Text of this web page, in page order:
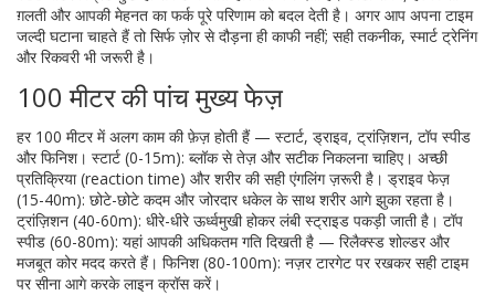
ग़लती और आपकी मेहनत का फर्क पूरे परिणाम को बदल देती है। अगर आप अपना टाइम
जल्दी घटाना चाहते हैं तो सिर्फ ज़ोर से दौड़ना ही काफी नहीं; सही तकनीक, स्मार्ट ट्रेनिंग
और रिकवरी भी जरूरी है।
100 मीटर की पांच मुख्य फेज़
हर 100 मीटर में अलग काम की फ़ेज़ होती हैं — स्टार्ट, ड्राइव, ट्रांज़िशन, टॉप स्पीड
और फिनिश। स्टार्ट (0-15m): ब्लॉक से तेज़ और सटीक निकलना चाहिए। अच्छी
प्रतिक्रिया (reaction time) और शरीर की सही एंगलिंग ज़रूरी है। ड्राइव फेज़
(15-40m): छोटे-छोटे कदम और जोरदार धकेल के साथ शरीर आगे झुका रहता है।
ट्रांज़िशन (40-60m): धीरे-धीरे ऊर्ध्वमुखी होकर लंबी स्ट्राइड पकड़ी जाती है। टॉप
स्पीड (60-80m): यहां आपकी अधिकतम गति दिखती है — रिलैक्स्ड शोल्डर और
मजबूत कोर मदद करते हैं। फिनिश (80-100m): नज़र टारगेट पर रखकर सही टाइम
पर सीना आगे करके लाइन क्रॉस करें।